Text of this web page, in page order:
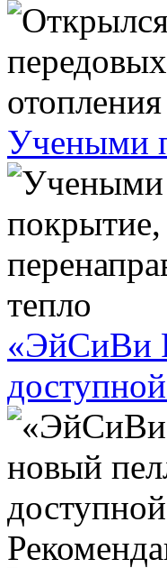
Учеными
«ЭйСиВи